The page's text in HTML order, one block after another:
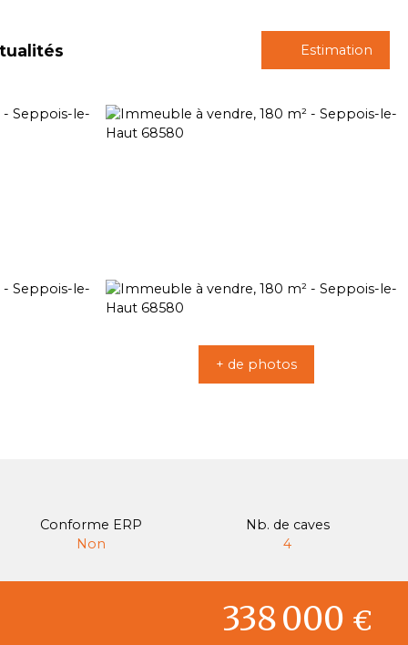
Estimation
+ de photos
Conforme ERP
Non
Nb. de caves
4
338 000 €